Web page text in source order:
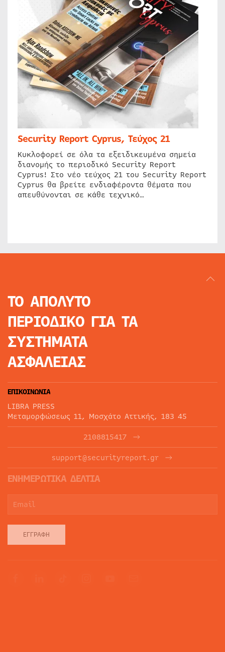
Security Report Cyprus, Τεύχος 21
Κυκλοφορεί σε όλα τα εξειδικευμένα σημεία
διανομής το περιοδικό Security Report
Cyprus! Στο νέο τεύχος 21 του Security Report
Cyprus θα βρείτε ενδιαφέροντα θέματα που
απευθύνονται σε κάθε τεχνικό…
ΤΟ ΑΠΟΛΥΤΟ
ΠΕΡΙΟΔΙΚΟ ΓΙΑ ΤΑ
ΣΥΣΤΗΜΑΤΑ
ΑΣΦΑΛΕΙΑΣ
ΕΠΙΚΟΙΝΩΝΙΑ
LIBRA PRESS
Μεταμορφώσεως 11, Μοσχάτο Αττικής, 183 45
2108815417
support@securityreport.gr
ΕΝΗΜΕΡΩΤΙΚΑ ΔΕΛΤΙΑ
ΕΓΓΡΑΦΉ